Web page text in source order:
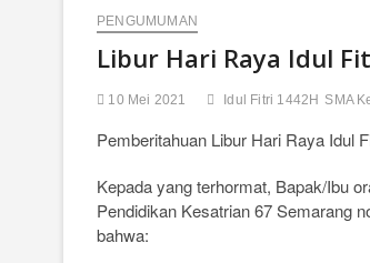
PENGUMUMAN
Libur Hari Raya Idul
10 Mei 2021 Idul Fitri 1442H SMA
Pemberitahuan Libur Hari Raya Idul
Kepada yang terhormat, Bapak/Ibu
Pendidikan Kesatrian 67 Semarang
bahwa: